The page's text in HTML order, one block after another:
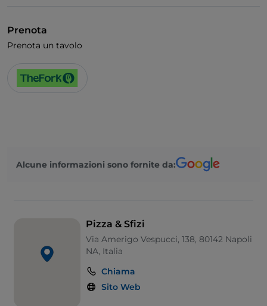
Prenota
Prenota un tavolo
Alcune informazioni sono fornite da:
Pizza & Sfizi
Via Amerigo Vespucci, 138, 80142 Napoli
NA, Italia
Chiama
Sito Web